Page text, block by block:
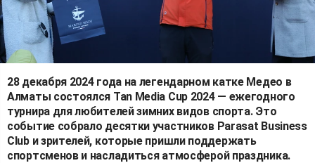
28 декабря 2024 года на легендарном катке Медео в
Алматы состоялся Tan Media Cup 2024 — ежегодного
турнира для любителей зимних видов спорта. Это
событие собрало десятки участников Parasat Business
Club и зрителей, которые пришли поддержать
спортсменов и насладиться атмосферой праздника.